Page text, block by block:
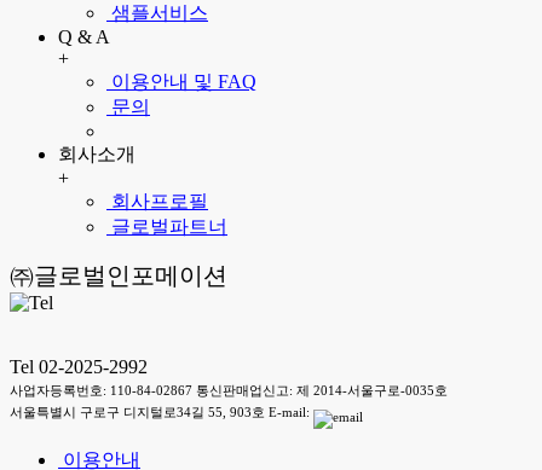
샘플서비스
Q & A
+
이용안내 및 FAQ
문의
회사소개
+
회사프로필
글로벌파트너
㈜글로벌인포메이션
Tel 02-2025-2992
사업자등록번호: 110-84-02867 통신판매업신고: 제 2014-서울구로-0035호
서울특별시 구로구 디지털로34길 55, 903호 E-mail:
이용안내